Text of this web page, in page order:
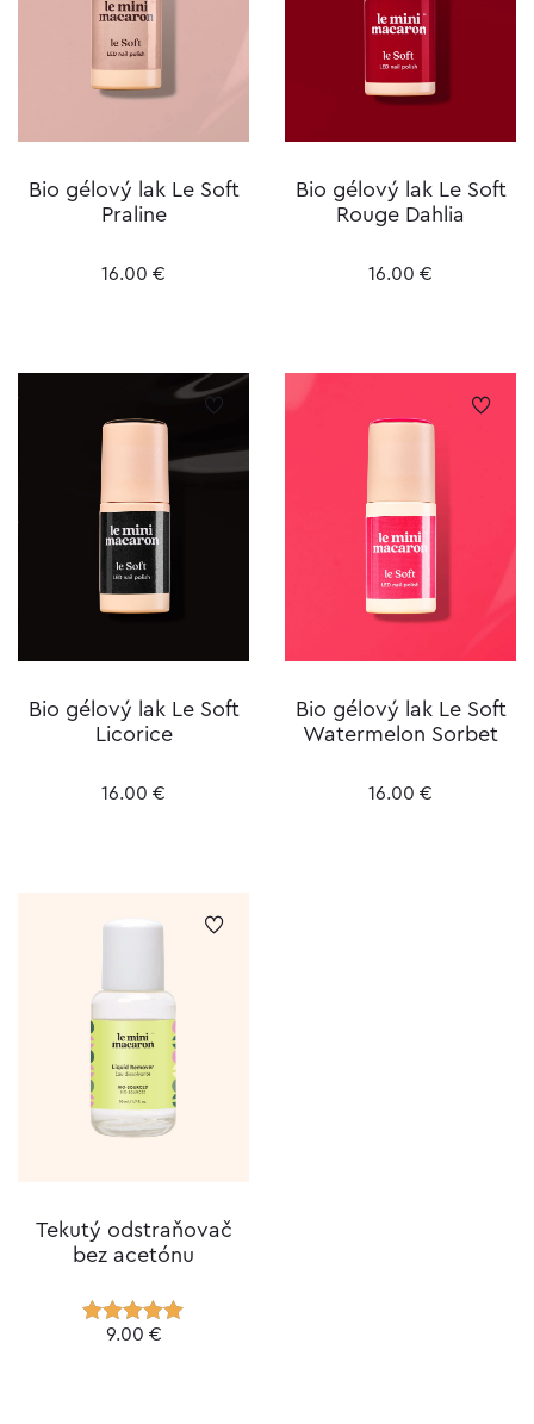
Bio gélový lak Le Soft
Praline
16.00 €
Bio gélový lak Le Soft
Rouge Dahlia
16.00 €
Bio gélový lak Le Soft
Licorice
16.00 €
Bio gélový lak Le Soft
Watermelon Sorbet
16.00 €
Tekutý odstraňovač
bez acetónu
Hodnotenie
9.00 €